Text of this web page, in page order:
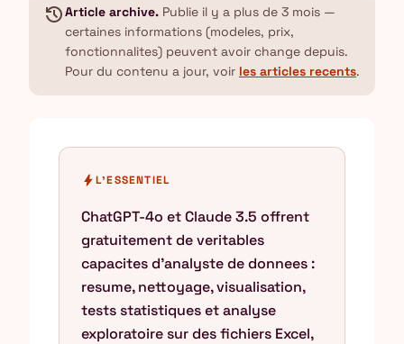
historyArticle archive. Publie il y a plus de 3 mois —
certaines informations (modeles, prix,
fonctionnalites) peuvent avoir change depuis.
Pour du contenu a jour, voir les articles recents.
boltL'ESSENTIEL
ChatGPT-4o et Claude 3.5 offrent
gratuitement de veritables
capacites d'analyste de donnees :
resume, nettoyage, visualisation,
tests statistiques et analyse
exploratoire sur des fichiers Excel,